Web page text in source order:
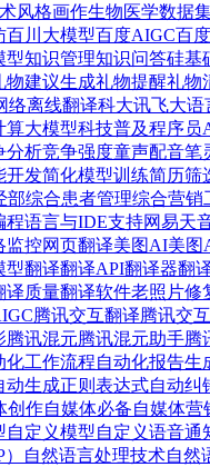
风格画作生物医学数据
百川大模型百度AIGC百
型知识管理知识问答硅基
物建议生成礼物提醒礼物
络离线翻译科大讯飞大语
算大模型科技普及程序员
分析竞争强度童声配音笔
开发简化模型训练简历筛
部综合患者管理综合营销
程语言与IDE支持网易天
监控网页翻译美图AI美图
型翻译翻译API翻译器翻
译质量翻译软件老照片修
腾讯交互翻译腾讯交
腾讯混元腾讯混元助手腾
化工作流程自动化报告生
动生成正则表达式自动纠
创作自媒体必备自媒体营
自定义模型自定义语音通
自然语言处理技术自然